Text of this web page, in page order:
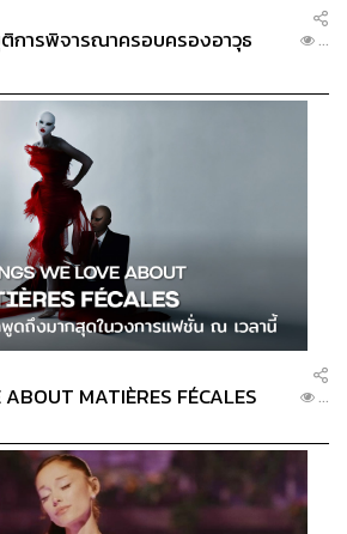
การพิจารณาครอบครองอาวุธ
...
MATIÈRES FÉCALES ...